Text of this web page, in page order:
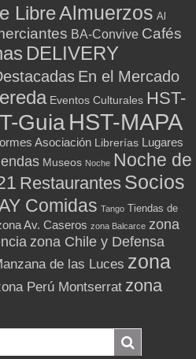
LibreAlmuerzos Al
BA-Convive Cafés
DELIVERY
En el Mercado
Eventos Culturales HST-
GuiaHST-MAPA
Asociación Librerías Lugares
Museos Noche Noche de
Restaurantes Socios
Comidas Tango Tiendas de
Av. Caseros zona Balcarce zona
zona Chile y Defensa
de las Luces zona
Perú Montserrat zona